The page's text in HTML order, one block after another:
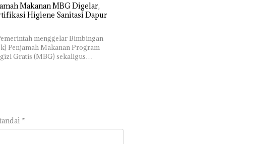
Makanan MBG Digelar,
Higiene Sanitasi Dapur
menggelar Bimbingan
Penjamah Makanan Program
Gratis (MBG) sekaligus…
*